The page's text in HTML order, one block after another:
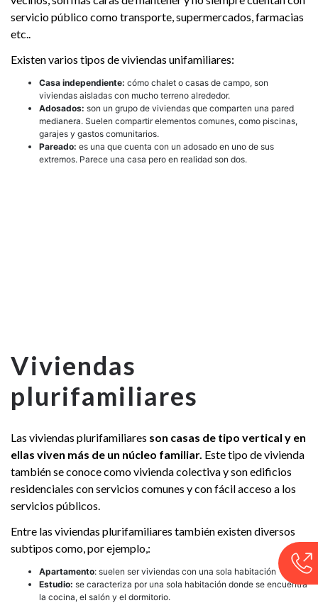
servicio público como transporte, supermercados, farmacias
etc..
Existen varios tipos de viviendas unifamiliares:
Casa independiente: cómo chalet o casas de campo, son
viviendas aisladas con mucho terreno alrededor.
Adosados: son un grupo de viviendas que comparten una pared
medianera. Suelen compartir elementos comunes, como piscinas,
garajes y gastos comunitarios.
Pareado: es una que cuenta con un adosado en uno de sus
extremos. Parece una casa pero en realidad son dos.
Viviendas
plurifamiliares
Las viviendas plurifamiliares son casas de tipo vertical y en
ellas viven más de un núcleo familiar. Este tipo de vivienda
también se conoce como vivienda colectiva y son edificios
residenciales con servicios comunes y con fácil acceso a los
servicios públicos.
Entre las viviendas plurifamiliares también existen diversos
subtipos como, por ejemplo,:
Apartamento: suelen ser viviendas con una sola habitación
Estudio: se caracteriza por una sola habitación donde se encuentra
la cocina, el salón y el dormitorio.